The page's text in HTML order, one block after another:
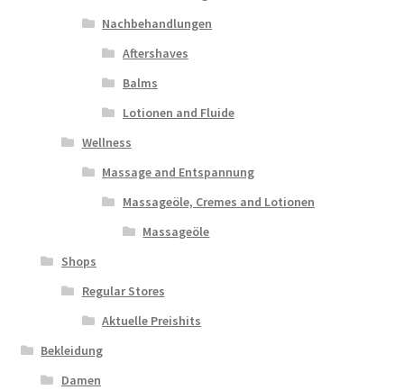
Nachbehandlungen
Aftershaves
Balms
Lotionen and Fluide
Wellness
Massage and Entspannung
Massageöle, Cremes and Lotionen
Massageöle
Shops
Regular Stores
Aktuelle Preishits
Bekleidung
Damen